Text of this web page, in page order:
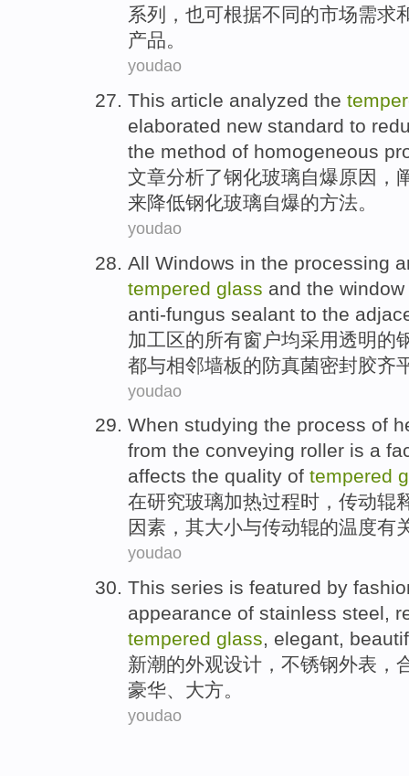
系列
，也可根据不同的市场需求
产品。
youdao
This article analyzed the
elaborated new standard to
the method of homogeneous
文章分析了钢化玻璃自爆原因 ，
来降低钢化玻璃自爆的方法。
youdao
All Windows in the processing
tempered glass and the
anti-fungus sealant to the
加工区的所有窗户均采用透明的
都与相邻墙板的防真菌密封胶齐
youdao
When studying the process of
from the conveying roller is a
affects the quality of tempered
在研究玻璃加热过程时，传动辊
因素 ，其大小与传动辊的温度有
youdao
This series is featured by
appearance of stainless steel,
tempered glass, elegant,
新潮的外观设计 ， 不锈钢外表，
豪华、 大方。
youdao